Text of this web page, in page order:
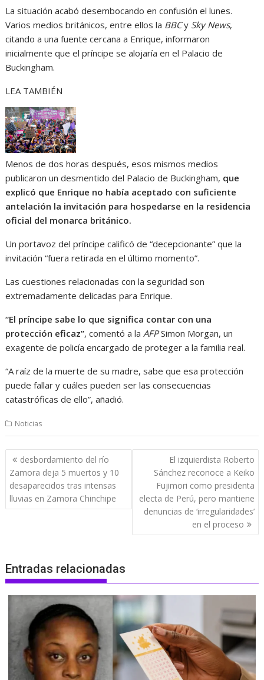
La situación acabó desembocando en confusión el lunes.
Varios medios británicos, entre ellos la BBCy Sky News,
citando a una fuente cercana a Enrique, informaron
inicialmente que el príncipe se alojaría en el Palacio de
Buckingham.
LEA TAMBIÉN
Menos de dos horas después, esos mismos medios
publicaron un desmentido del Palacio de Buckingham, que
explicó que Enrique no había aceptado con suficiente
antelación la invitación para hospedarse en la residencia
oficial del monarca británico.
Un portavoz del príncipe calificó de “decepcionante” que la
invitación “fuera retirada en el último momento”.
Las cuestiones relacionadas con la seguridad son
extremadamente delicadas para Enrique.
“El príncipe sabe lo que significa contar con una
protección eficaz”, comentó a la AFPSimon Morgan, un
exagente de policía encargado de proteger a la familia real.
“A raíz de la muerte de su madre, sabe que esa protección
puede fallar y cuáles pueden ser las consecuencias
catastróficas de ello”, añadió.
Noticias
Navegación
de
entradas
desbordamiento del río
Zamora deja 5 muertos y 10
desaparecidos tras intensas
lluvias en Zamora Chinchipe
El izquierdista Roberto
Sánchez reconoce a Keiko
Fujimori como presidenta
electa de Perú, pero mantiene
denuncias de ‘irregularidades’
en el proceso
Entradas relacionadas